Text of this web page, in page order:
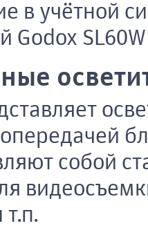
в учётной
Godox
собой